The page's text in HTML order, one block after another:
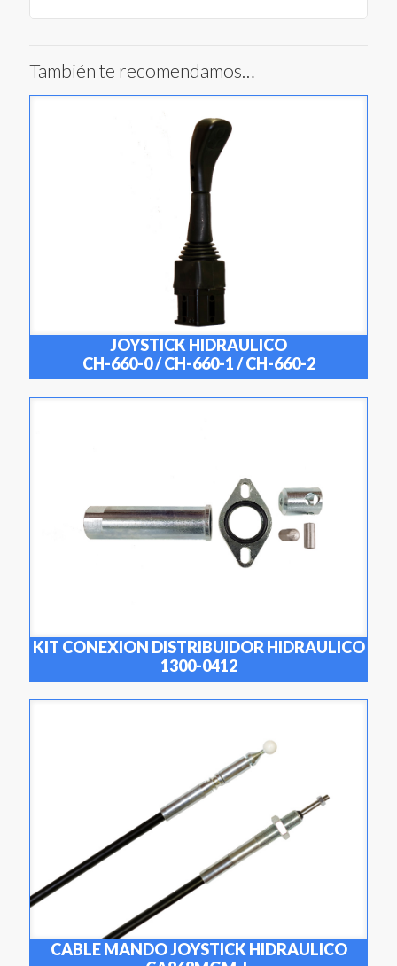
También te recomendamos…
JOYSTICK HIDRAULICO
CH-660-0 / CH-660-1 / CH-660-2
KIT CONEXION DISTRIBUIDOR HIDRAULICO
1300-0412
CABLE MANDO JOYSTICK HIDRAULICO